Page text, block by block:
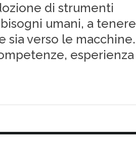
di strumenti
umani, a tenere
sia verso le macchine.
esperienza